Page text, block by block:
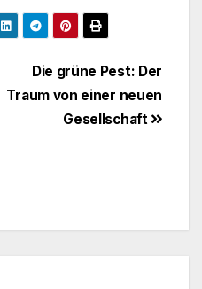
Die grüne Pest: Der
Traum von einer neuen
Gesellschaft